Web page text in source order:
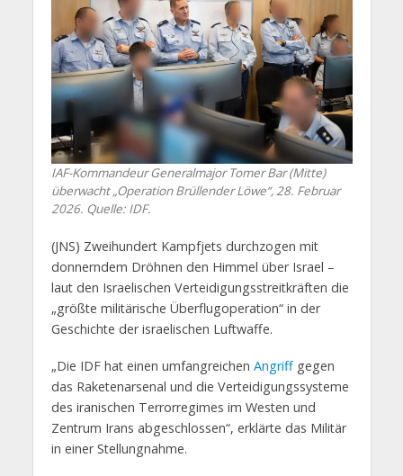
IAF-Kommandeur Generalmajor Tomer Bar (Mitte)
überwacht „Operation Brüllender Löwe“, 28. Februar
2026. Quelle: IDF.
(JNS) Zweihundert Kampfjets durchzogen mit
donnerndem Dröhnen den Himmel über Israel –
laut den Israelischen Verteidigungsstreitkräften die
„größte militärische Überflugoperation“ in der
Geschichte der israelischen Luftwaffe.
„Die IDF hat einen umfangreichen Angriffgegen
das Raketenarsenal und die Verteidigungssysteme
des iranischen Terrorregimes im Westen und
Zentrum Irans abgeschlossen“, erklärte das Militär
in einer Stellungnahme.